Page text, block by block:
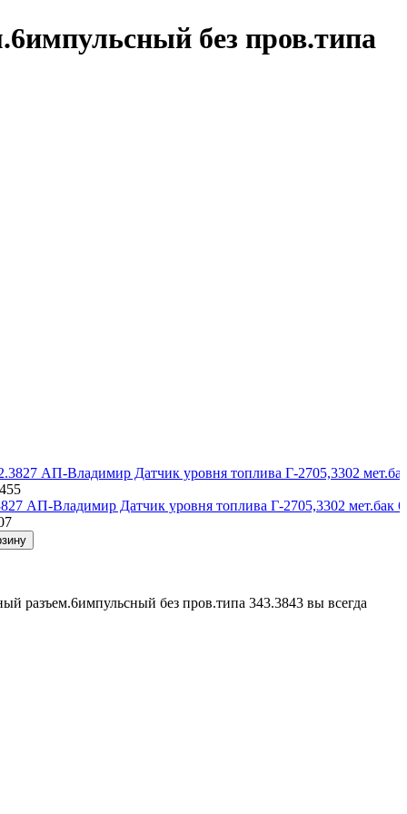
без пров.типа
АП-Владимир Датчик уровня топлива Г-2705,3302 мет.бак
разъем.6импульсный без пров.типа 343.3843 вы всегда